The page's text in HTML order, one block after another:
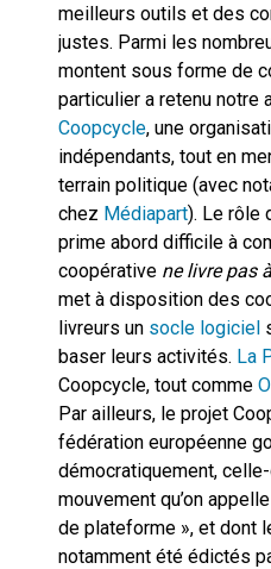
meilleurs outils et des
justes. Parmi les
montent sous forme de
particulier a retenu notre
Coopcycle, une
indépendants, tout en
terrain politique (avec
chez Médiapart). Le rôle
prime abord difficile à
coopérative ne livre pas
met à disposition des
livreurs un socle logiciel
baser leurs activités. La
Coopcycle, tout comme
Par ailleurs, le projet
fédération européenne
démocratiquement,
mouvement qu’on
de plateforme », et dont
notamment été édictés